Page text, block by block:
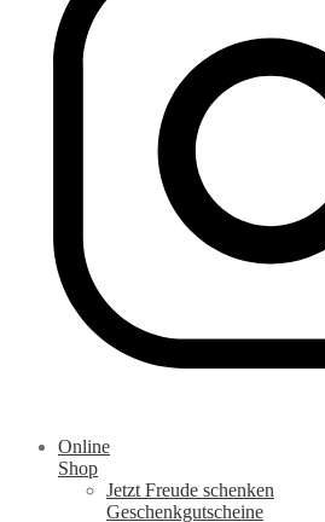
Online
Shop
Jetzt Freude schenken
Geschenkgutscheine